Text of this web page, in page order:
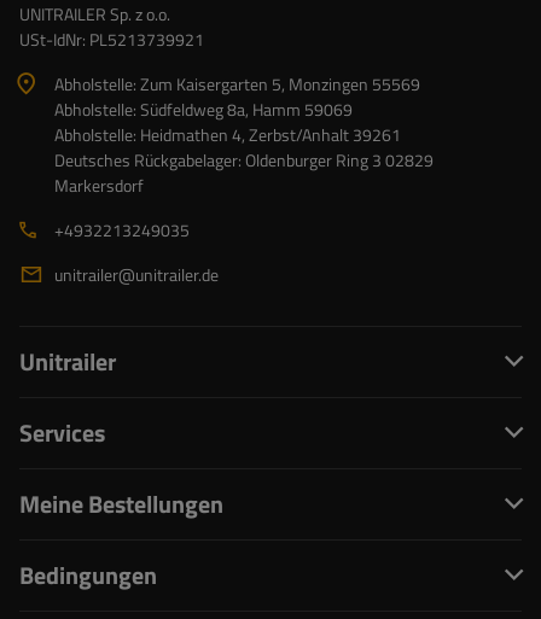
UNITRAILER Sp. z o.o.
USt-IdNr: PL5213739921
Abholstelle: Zum Kaisergarten 5, Monzingen 55569
Abholstelle: Südfeldweg 8a, Hamm 59069
Abholstelle: Heidmathen 4, Zerbst/Anhalt 39261
Deutsches Rückgabelager: Oldenburger Ring 3 02829
Markersdorf
+4932213249035
unitrailer@unitrailer.de
Unitrailer
Services
Meine Bestellungen
Bedingungen